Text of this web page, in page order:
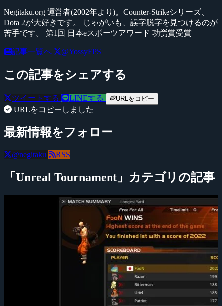
Negitaku.org 運営者(2002年より)。Counter-Strikeシリーズ、
Dota 2が大好きです。 じゃがいも、誤字脱字を見つけるのが
苦手です。 第1回 日本eスポーツアワード 功労賞受賞
記事一覧へ @YossyFPS
この記事をシェアする
ツイートする LINEする URLをコピー
URLをコピーしました
最新情報をフォロー
@negitaku RSS
「Unreal Tournament」カテゴリの記事